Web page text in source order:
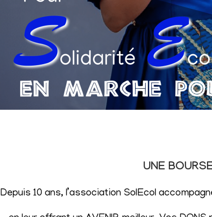
UNE
Depuis 10 ans, l’association SolEcol